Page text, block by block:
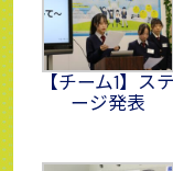
【チーム1】ステ
ージ発表